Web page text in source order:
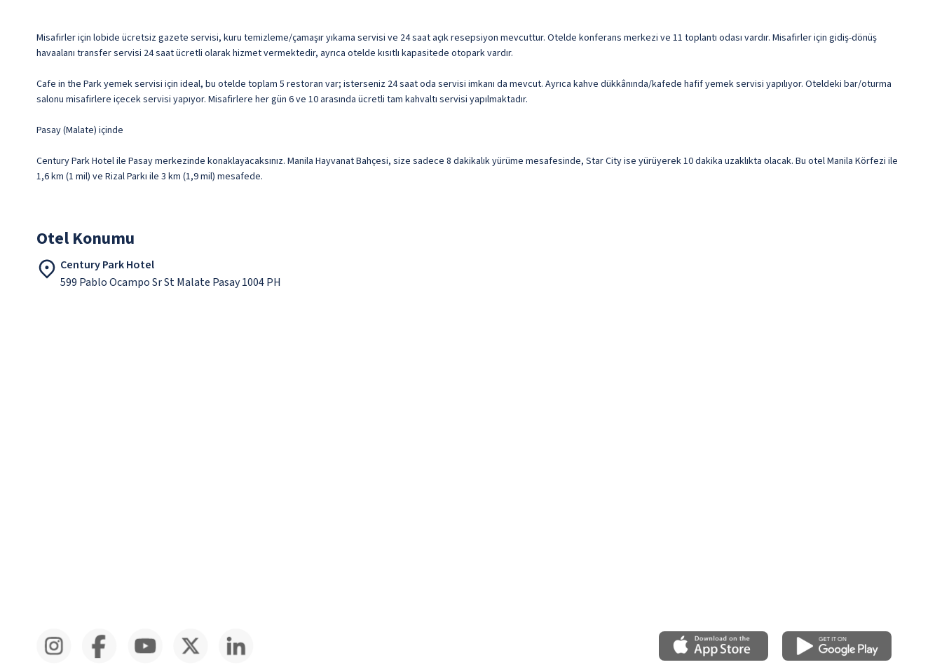
Misafirler için lobide ücretsiz gazete servisi, kuru temizleme/çamaşır yıkama servisi ve 24 saat açık resepsiyon mevcuttur. Otelde konferans merkezi ve 11 toplantı odası vardır. Misafirler için gidiş-dönüş
havaalanı transfer servisi 24 saat ücretli olarak hizmet vermektedir, ayrıca otelde kısıtlı kapasitede otopark vardır.
Cafe in the Park yemek servisi için ideal, bu otelde toplam 5 restoran var; isterseniz 24 saat oda servisi imkanı da mevcut. Ayrıca kahve dükkânında/kafede hafif yemek servisi yapılıyor. Oteldeki bar/oturma
salonu misafirlere içecek servisi yapıyor. Misafirlere her gün 6 ve 10 arasında ücretli tam kahvaltı servisi yapılmaktadır.
Pasay (Malate) içinde
Century Park Hotel ile Pasay merkezinde konaklayacaksınız. Manila Hayvanat Bahçesi, size sadece 8 dakikalık yürüme mesafesinde, Star City ise yürüyerek 10 dakika uzaklıkta olacak. Bu otel Manila Körfezi ile
1,6 km (1 mil) ve Rizal Parkı ile 3 km (1,9 mil) mesafede.
Otel Konumu
Century Park Hotel
599 Pablo Ocampo Sr St Malate Pasay 1004 PH